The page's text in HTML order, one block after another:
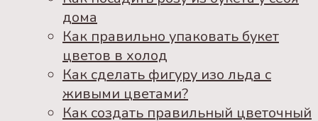
дома
Как правильно упаковать букет
цветов в холод
Как сделать фигуру изо льда с
живыми цветами?
Как создать правильный цветочный